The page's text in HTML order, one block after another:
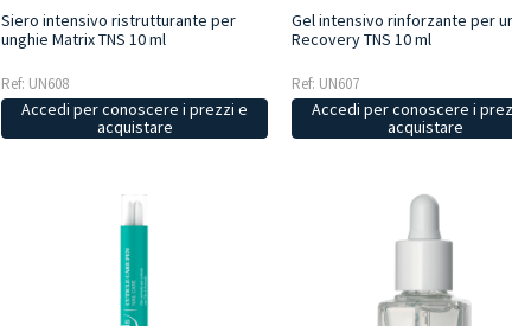
Siero intensivo ristrutturante per
unghie Matrix TNS 10 ml
Ref: UN608
Accedi per conoscere i prezzi e
acquistare
Gel intensivo rinforzante per
Recovery TNS 10 ml
Ref: UN607
Accedi per conoscere i
acquistare